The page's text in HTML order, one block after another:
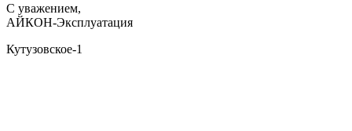
С уважением,
АЙКОН-Эксплуатация
Кутузовское-1